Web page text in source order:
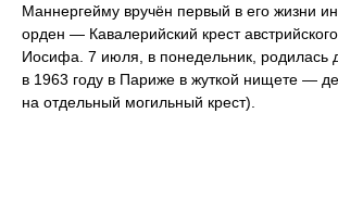
Маннергейму вручён первый в его жизни
орден — Кавалерийский крест
Иосифа. 7 июля, в понедельник, родилась
в 1963 году в Париже в жуткой нищете —
на отдельный могильный крест).